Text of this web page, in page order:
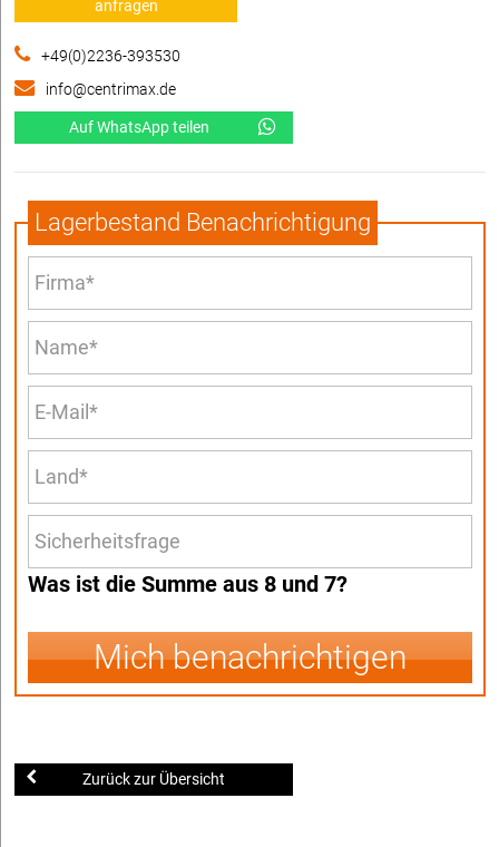
anfragen
+49(0)2236-393530
info@centrimax.de
Auf WhatsApp teilen
Lagerbestand Benachrichtigung
Was ist die Summe aus 8 und 7?
Mich benachrichtigen
Zurück zur Übersicht